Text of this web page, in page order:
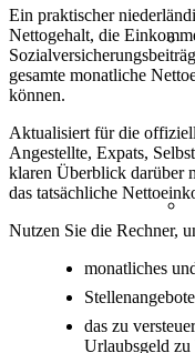
Ein praktischer
Nettogehalt, die
gesamte monatliche
können.
Aktualisiert für die
Angestellte, Expats,
klaren Überblick darüber
das tatsächliche
Nutzen Sie die Rechner,
monatliches
das zu
Urlaubsgeld zu